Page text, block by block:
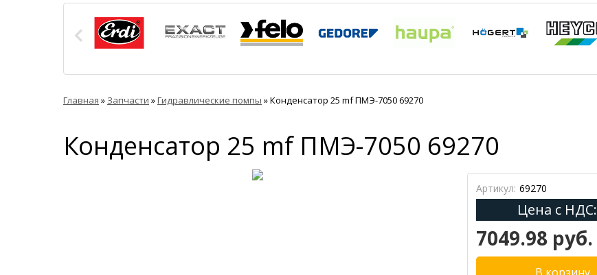
Главная » Запчасти »Гидравлические помпы »Конденсатор 25 mf ПМЭ-7050 69270
Конденсатор 25 mf ПМЭ-7050 69270
Артикул: 69270
Цена с НДС:
7049.98 руб.